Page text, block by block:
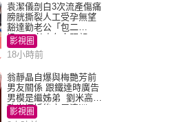
袁潔儀剖白3次流產傷痛
膀胱撕裂人工受孕無望
豁達勸老公「包二
奶」：老咗有人照顧
影視圈
18小時前
翁靜晶自爆與梅艷芳前
男友關係 跟鐵達時廣告
男模是繼姊弟 劉米高勇
敢出櫃婚後定居澳洲
影視圈